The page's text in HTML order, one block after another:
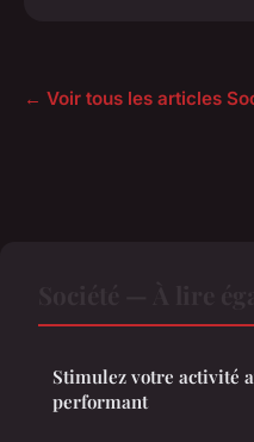
← Voir tous les articles
Stimulez votre activité
performant